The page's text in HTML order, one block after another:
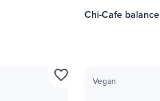
Chi-Cafe balance
favorite_border Vegan